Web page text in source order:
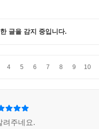
글을 감지 중입니다.
4 5 6 7 8 9 10
려주네요.